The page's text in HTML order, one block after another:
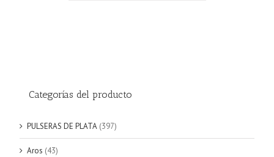
Categorías del producto
PULSERAS DE PLATA (397)
Aros (43)